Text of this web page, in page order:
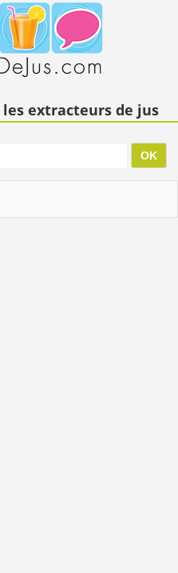
extracteurs de jus